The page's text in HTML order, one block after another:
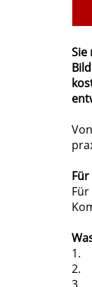
Sie
Für
1.
2.